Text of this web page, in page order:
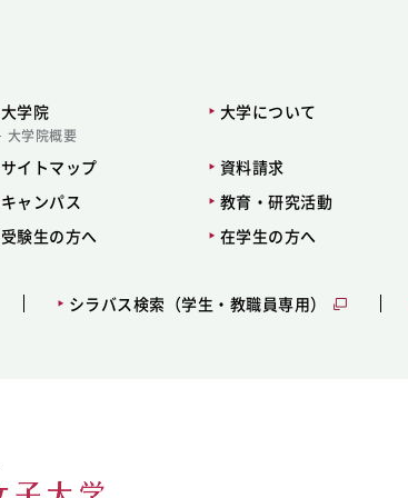
大学院
大学院概要
大学について
サイトマップ 資料請求
キャンパス 教育・研究活動
受験生の方へ 在学生の方へ
シラバス検索（学生・教職員専用）